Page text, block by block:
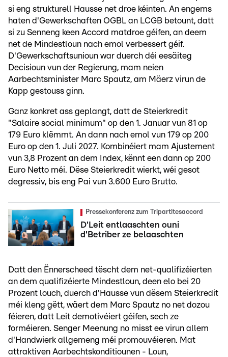
si eng strukturell Hausse net droe kéinten. An engems
haten d'Gewerkschaften OGBL an LCGB betount, datt
si zu Senneng keen Accord matdroe géifen, an deem
net de Mindestloun nach emol verbessert géif.
D'Gewerkschaftsunioun war duerch déi eesäiteg
Decisioun vun der Regierung, mam neien
Aarbechtsminister Marc Spautz, am Mäerz virun de
Kapp gestouss ginn.
Ganz konkret ass geplangt, datt de Steierkredit
"Salaire social minimum" op den 1. Januar vun 81 op
179 Euro klëmmt. An dann nach emol vun 179 op 200
Euro op den 1. Juli 2027. Kombinéiert mam Ajustement
vun 3,8 Prozent an dem Index, kënnt een dann op 200
Euro Netto méi. Dëse Steierkredit wierkt, wéi gesot
degressiv, bis eng Pai vun 3.600 Euro Brutto.
Pressekonferenz zum Tripartitesaccord
D'Leit entlaaschten ouni
d'Betriber ze belaaschten
Datt den Ënnerscheed tëscht dem net-qualifizéierten
an dem qualifizéierte Mindestloun, deen elo bei 20
Prozent louch, duerch d'Hausse vun dësem Steierkredit
méi kleng gëtt, wäert dem Marc Spautz no net dozou
féieren, datt Leit demotivéiert géifen, sech ze
forméieren. Senger Meenung no misst ee virun allem
d'Handwierk allgemeng méi promouvéieren. Mat
attraktiven Aarbechtskonditiounen - Loun,